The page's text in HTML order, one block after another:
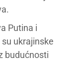
Putina i
ukrajinske
budućnosti